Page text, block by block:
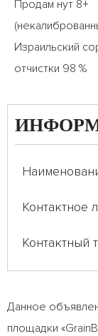
Продам нут 8+
Израильский
отчистки 98 %
Контактное
Контактный
Данное
площадки